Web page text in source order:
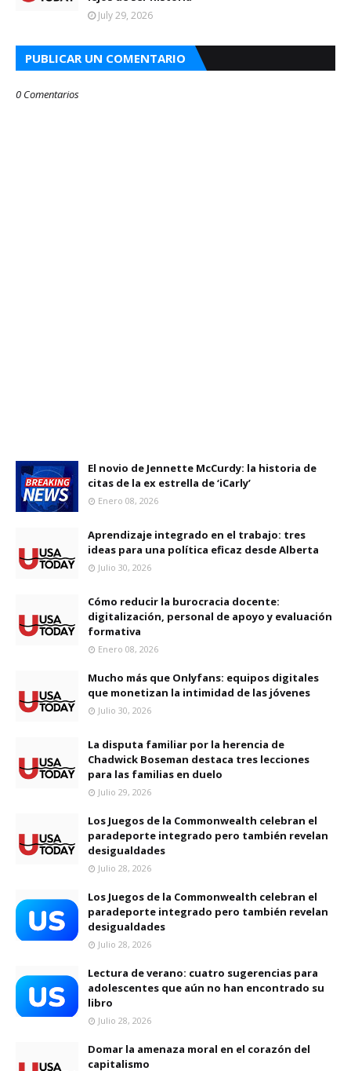
July 29, 2026
PUBLICAR UN COMENTARIO
0 Comentarios
El novio de Jennette McCurdy: la historia de
citas de la ex estrella de ‘iCarly’
Enero 08, 2026
Aprendizaje integrado en el trabajo: tres
ideas para una política eficaz desde Alberta
Julio 30, 2026
Cómo reducir la burocracia docente:
digitalización, personal de apoyo y evaluación
formativa
Enero 08, 2026
Mucho más que Onlyfans: equipos digitales
que monetizan la intimidad de las jóvenes
Julio 30, 2026
La disputa familiar por la herencia de
Chadwick Boseman destaca tres lecciones
para las familias en duelo
Julio 29, 2026
Los Juegos de la Commonwealth celebran el
paradeporte integrado pero también revelan
desigualdades
Julio 28, 2026
Los Juegos de la Commonwealth celebran el
paradeporte integrado pero también revelan
desigualdades
Julio 28, 2026
Lectura de verano: cuatro sugerencias para
adolescentes que aún no han encontrado su
libro
Julio 28, 2026
Domar la amenaza moral en el corazón del
capitalismo